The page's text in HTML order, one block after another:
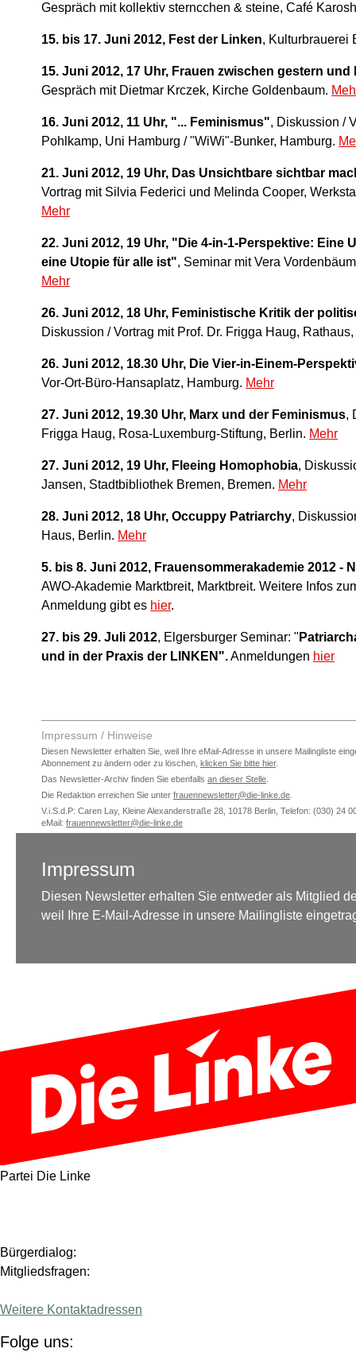
Gespräch mit kollektiv sterncchen & steine, Café
15. bis 17. Juni 2012, Fest der Linken, Kulturbrauerei
15. Juni 2012, 17 Uhr, Frauen zwischen gestern und
Gespräch mit Dietmar Krczek, Kirche Goldenbaum.
16. Juni 2012, 11 Uhr, "... Feminismus", Diskussion /
Pohlkamp, Uni Hamburg / "WiWi"-Bunker, Hamburg.
21. Juni 2012, 19 Uhr, Das Unsichtbare sichtbar
Vortrag mit Silvia Federici und Melinda Cooper,
Mehr
22. Juni 2012, 19 Uhr, "Die 4-in-1-Perspektive: Eine
eine Utopie für alle ist", Seminar mit Vera
Mehr
26. Juni 2012, 18 Uhr, Feministische Kritik der
Diskussion / Vortrag mit Prof. Dr. Frigga Haug,
26. Juni 2012, 18.30 Uhr, Die Vier-in-Einem-
Vor-Ort-Büro-Hansaplatz, Hamburg. Mehr
27. Juni 2012, 19.30 Uhr, Marx und der Feminismus,
Frigga Haug, Rosa-Luxemburg-Stiftung, Berlin. Mehr
27. Juni 2012, 19 Uhr, Fleeing Homophobia,
Jansen, Stadtbibliothek Bremen, Bremen. Mehr
28. Juni 2012, 18 Uhr, Occuppy Patriarchy,
Haus, Berlin. Mehr
5. bis 8. Juni 2012, Frauensommerakademie 2012 -
AWO-Akademie Marktbreit, Marktbreit. Weitere Infos
Anmeldung gibt es hier.
27. bis 29. Juli 2012, Elgersburger Seminar: "
und in der Praxis der LINKEN".Anmeldungen hier
Impressum / Hinweise
Diesen Newsletter erhalten Sie, weil Ihre eMail-Adresse in unsere Mailingliste
Abonnement zu ändern oder zu löschen, klicken Sie bitte hier.
Das Newsletter-Archiv finden Sie ebenfalls an dieser Stelle
Die Redaktion erreichen Sie unter frauennewsletter@die-linke.de
V.i.S.d.P: Caren Lay, Kleine Alexanderstraße 28, 10178 Berlin, Telefon: (030) 24
eMail: frauennewsletter@die-linke.de
Impressum
Diesen Newsletter erhalten Sie entweder als Mitglied
weil Ihre E-Mail-Adresse in unsere Mailingliste
Partei Die Linke
Bürgerdialog:
Mitgliedsfragen:
Weitere Kontaktadressen
Folge uns: